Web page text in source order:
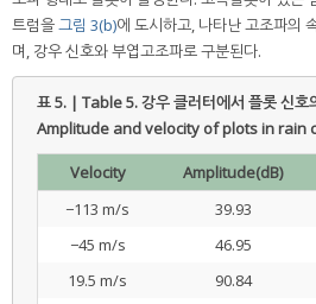
트럼을그림 3(b)에 도시하고, 나타난 고조파의
며, 강우 신호와 부엽고조파로 구분된다.
표 5. | Table 5.강우 클러터에서 플롯 신호
Amplitude and velocity of plots in rain
Velocity Amplitude(dB)
−113 m/s
39.93
−45 m/s
46.95
19.5 m/s
90.84